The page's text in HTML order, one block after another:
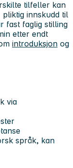
tilfeller kan
innskudd til
fast faglig stilling
etter endt
introduksjon og
via
språk, kan